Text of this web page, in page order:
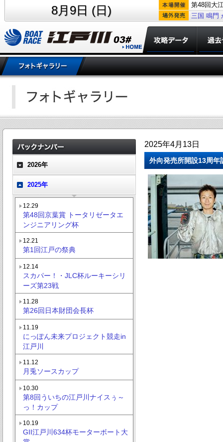
8月9日 (日)
第48回大
三国 鳴門
2026年
2025年
12.29
第48回京葉賞 トータリゼータエ
ンジニアリング杯
12.21
第1回江戸の祭典
12.14
スカパー！・JLC杯ルーキーシリ
ーズ第23戦
11.28
第26回日本財団会長杯
11.19
にっぽん未来プロジェクト競走in
江戸川
11.12
月兎ソースカップ
10.30
第8回ういちの江戸川ナイスぅ～
っ！カップ
10.19
GII江戸川634杯モーターボート大
2025年4月13日
外向発売所開設13周年